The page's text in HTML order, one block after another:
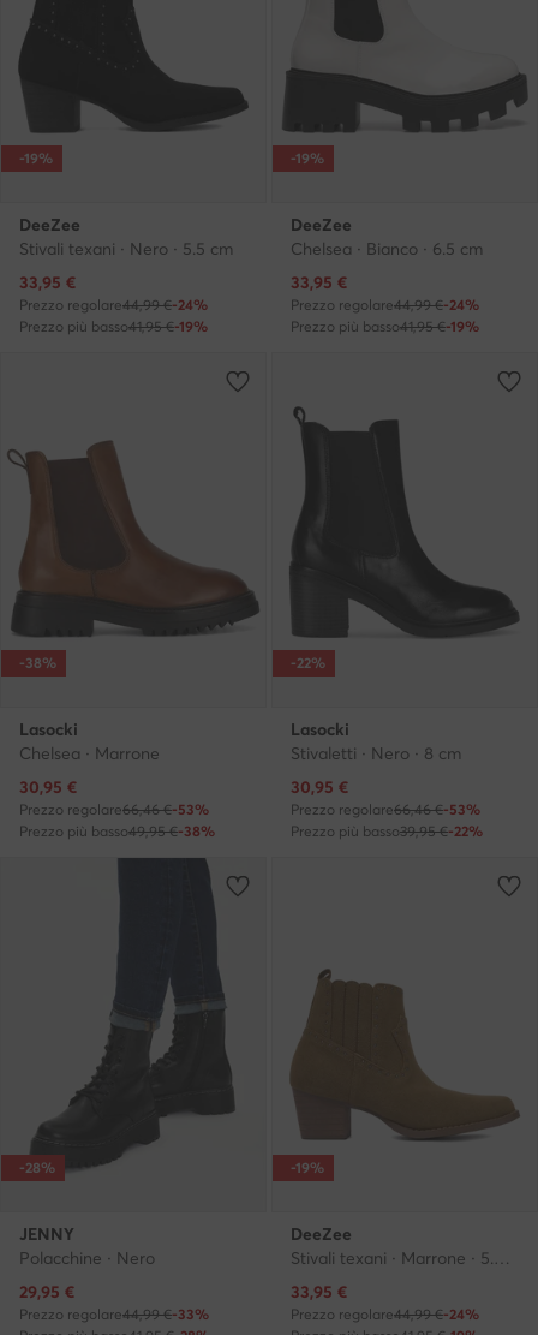
-19%
DeeZee
Stivali texani · Nero · 5.5 cm
Prezzo attuale
33,95 €
Prezzo regolare44,99 €-24%
Prezzo più basso41,95 €-19%
-19%
DeeZee
Chelsea · Bianco · 6.5 cm
Prezzo attuale
33,95 €
Prezzo regolare44,99 €-24%
Prezzo più basso41,95 €-19%
-38%
Lasocki
Chelsea · Marrone
Prezzo attuale
30,95 €
Prezzo regolare66,46 €-53%
Prezzo più basso49,95 €-38%
-22%
Lasocki
Stivaletti · Nero · 8 cm
Prezzo attuale
30,95 €
Prezzo regolare66,46 €-53%
Prezzo più basso39,95 €-22%
-28%
JENNY
Polacchine · Nero
Prezzo attuale
29,95 €
Prezzo regolare44,99 €-33%
-19%
DeeZee
Stivali texani · Marrone · 5.5 cm
Prezzo attuale
33,95 €
Prezzo regolare44,99 €-24%